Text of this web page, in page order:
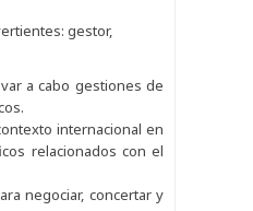
gestor,
a cabo gestiones de
internacional en
relacionados con el
negociar, concertar y